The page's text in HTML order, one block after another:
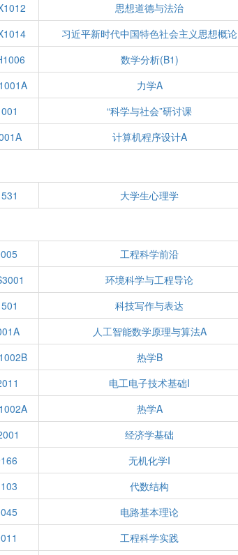
思想道德与法治
习近平新时代中国特色社会主义思想概论
数学分析(B1)
力学A
“科学与社会”研讨课
计算机程序设计A
大学生心理学
工程科学前沿
环境科学与工程导论
科技写作与表达
人工智能数学原理与算法A
热学B
电工电子技术基础I
热学A
经济学基础
无机化学I
代数结构
电路基本理论
工程科学实践